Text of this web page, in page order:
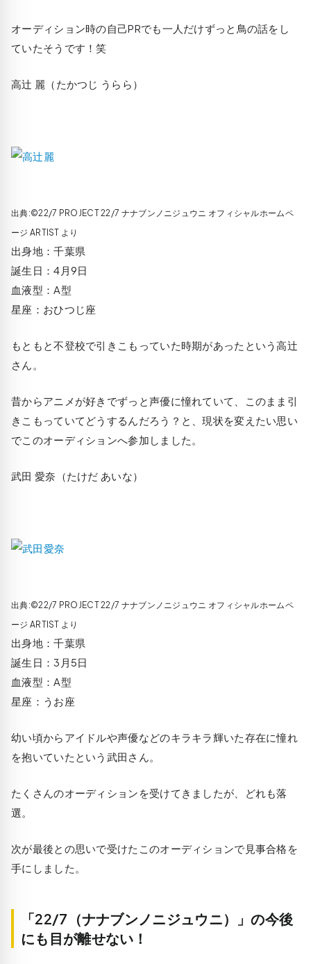
オーディション時の自己PRでも一人だけずっと鳥の話をし
ていたそうです！笑
高辻 麗（たかつじ うらら）
出典:©22/7 PROJECT 22/7 ナナブンノニジュウニ オフィシャルホームペ
ージ ARTIST より
出身地：千葉県
誕生日：4月9日
血液型：A型
星座：おひつじ座
もともと不登校で引きこもっていた時期があったという高辻
さん。
昔からアニメが好きでずっと声優に憧れていて、このまま引
きこもっていてどうするんだろう？と、現状を変えたい思い
でこのオーディションへ参加しました。
武田 愛奈（たけだ あいな）
出典:©22/7 PROJECT 22/7 ナナブンノニジュウニ オフィシャルホームペ
ージ ARTIST より
出身地：千葉県
誕生日：3月5日
血液型：A型
星座：うお座
幼い頃からアイドルや声優などのキラキラ輝いた存在に憧れ
を抱いていたという武田さん。
たくさんのオーディションを受けてきましたが、どれも落
選。
次が最後との思いで受けたこのオーディションで見事合格を
手にしました。
「22/7（ナナブンノニジュウニ）」の今後
にも目が離せない！